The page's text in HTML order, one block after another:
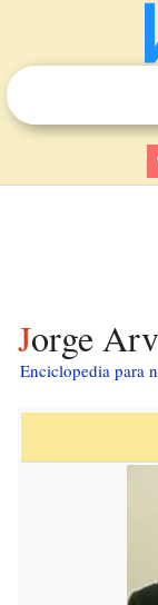
Jorge
Enciclopedia para